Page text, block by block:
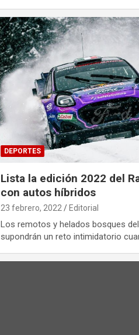
DEPORTES
Lista la edición 2022 del
con autos híbridos
23 febrero, 2022 Editorial
Los remotos y helados bosques
supondrán un reto intimidatorio